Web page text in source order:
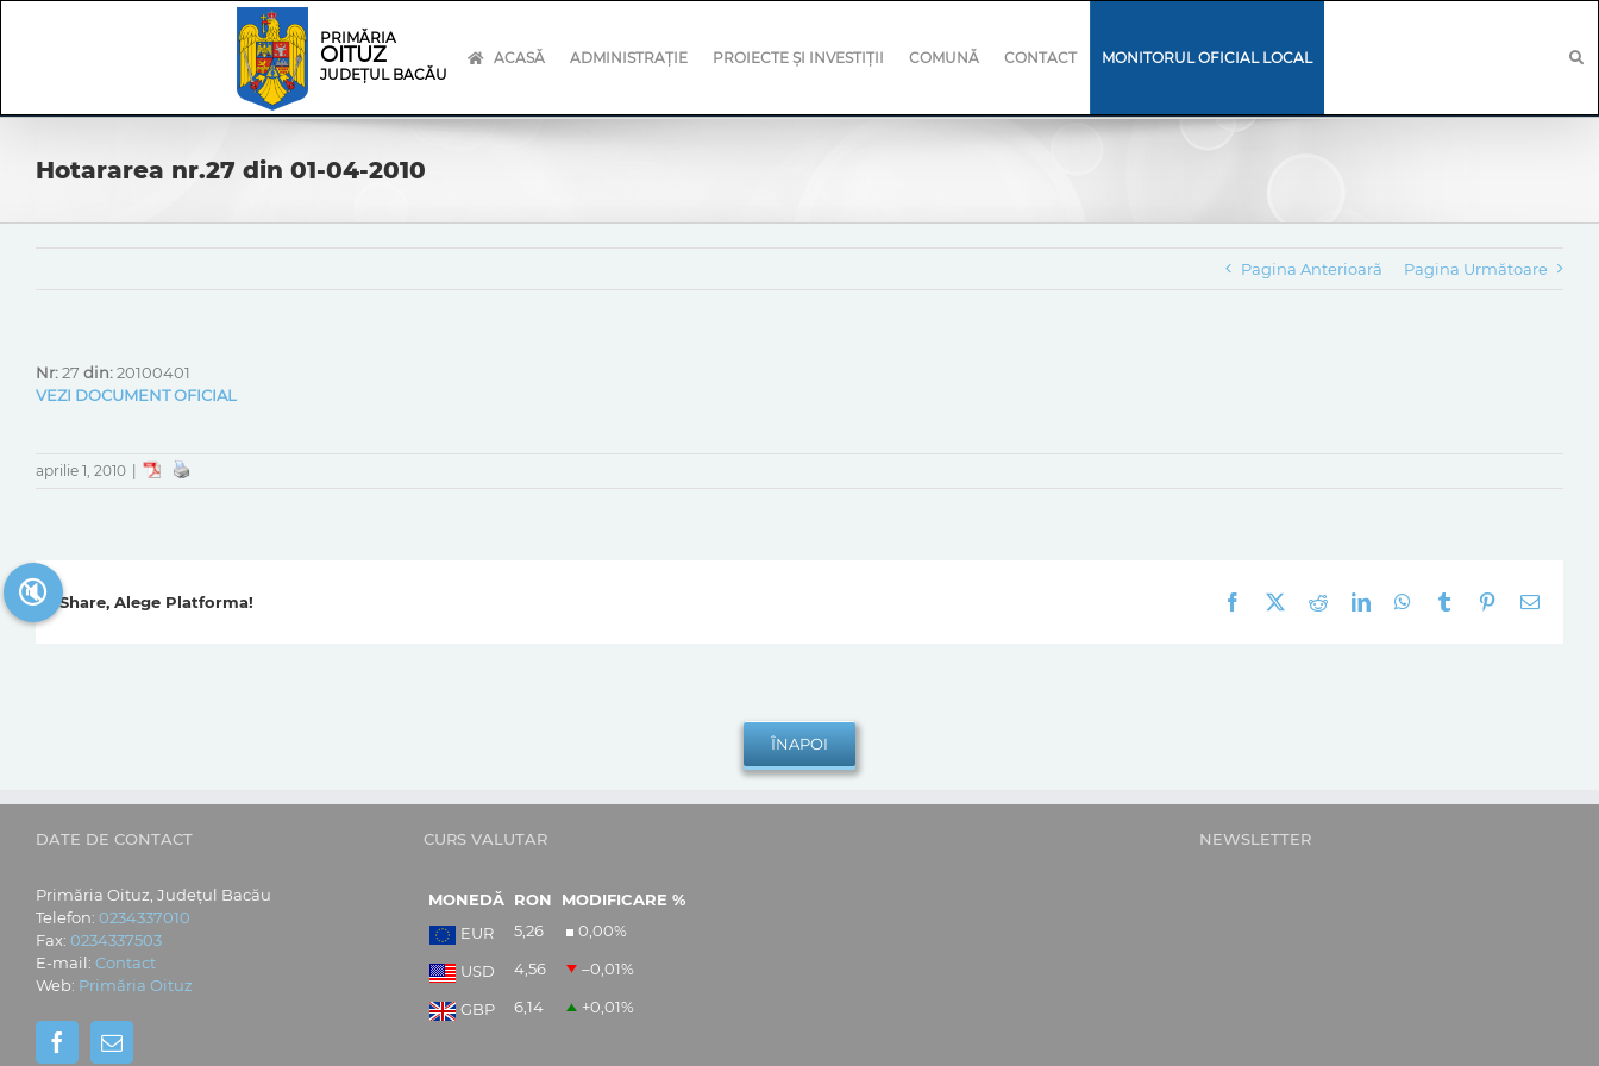
PRIMĂRIA
OITUZ
JUDEȚUL BACĂU
ACASĂ ADMINISTRAȚIE PROIECTE ȘI INVESTIȚII COMUNĂ CONTACT MONITORUL OFICIAL LOCAL
Hotararea nr.27 din 01-04-2010
Pagina Anterioară Pagina Următoare
Nr:27 din:20100401
VEZI DOCUMENT OFICIAL
aprilie 1, 2010
Share, Alege Platforma! Facebook RedditLinkedInWhatsApp
Tumblr Pinterest
E-
DATE DE CONTACT
Primăria Oituz, Județul Bacău
Telefon: 0234337010
Fax: 0234337503
E-mail: Contact
Web: Primăria Oituz
CURS VALUTAR
MONEDĂ RON
MODIFICARE %
EUR
5,26 0,00%
USD 4,56 –0,01%
GBP 6,14 +0,01%
NEWSLETTER
🔇